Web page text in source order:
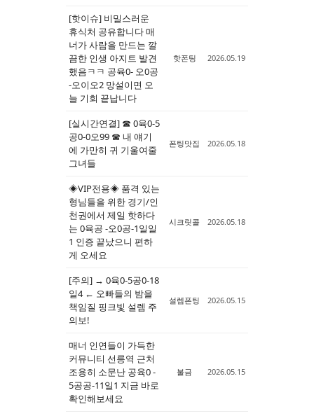
[핫이슈] 비밀스러운
휴식처 공유합니다 매
너가 사람을 만드는 깔
끔한 인생 아지트 발견
했음ㅋㅋ 공육0- 오0공
-오이오2 망설이면 오
늘 기회 끝납니다
핫폰팅 2026.05.19
[실시간연결] ☎ 0육0-5
공0-0오99 ☎ 내 얘기
에 가만히 귀 기울여줄
그녀들
폰팅맛집 2026.05.18
◈VIP전용◈ 품격 있는
형님들을 위한 경기/인
천권에서 제일 핫하다
는 0육공 -오0공-1일일
1 인증 끝났으니 편하
게 오세요
시크릿콜 2026.05.18
[주의] → 0육0-5공0-18
일4 ← 오빠들의 밤을
책임질 핑크빛 설렘 주
의보!
설렘폰팅 2026.05.15
매너 인연들이 가득한
커뮤니티 선릉역 근처
조용히 소문난 공육0 -
5공공-11일1 지금 바로
확인해보세요
불금 2026.05.15